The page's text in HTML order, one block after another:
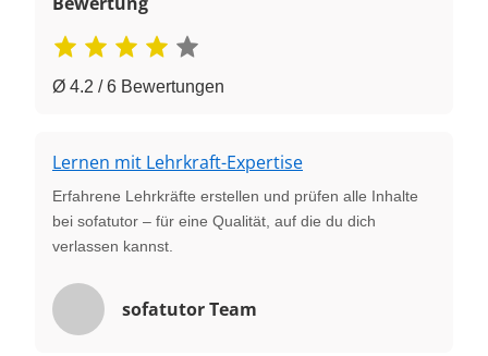
Ø 4.2 / 6 Bewertungen
Lernen mit Lehrkraft-Expertise
Erfahrene Lehrkräfte erstellen und prüfen alle Inhalte
bei sofatutor – für eine Qualität, auf die du dich
verlassen kannst.
sofatutor Team